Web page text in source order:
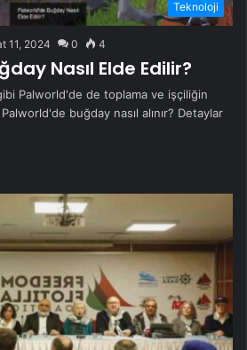
Teknoloji
11, 2024 0 4
Nasıl Elde Edilir?
Palworld'de de toplama ve işçiliğin
buğday nasıl alınır? Detaylar